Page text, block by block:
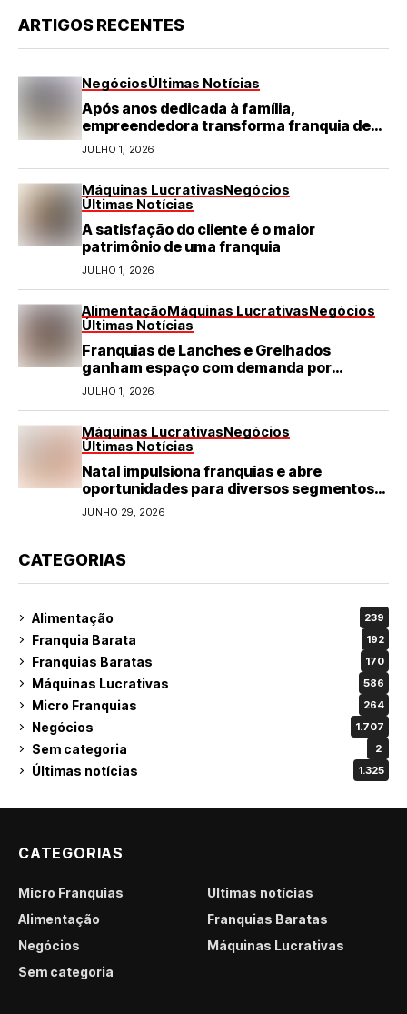
ARTIGOS RECENTES
NegóciosÚltimas Notícias
Após anos dedicada à família,
empreendedora transforma franquia de
turismo em negócio de destaque no RN
JULHO 1, 2026
Máquinas LucrativasNegócios
Últimas Notícias
A satisfação do cliente é o maior
patrimônio de uma franquia
JULHO 1, 2026
AlimentaçãoMáquinas LucrativasNegócios
Últimas Notícias
Franquias de Lanches e Grelhados
ganham espaço com demanda por
refeições rápidas e de qualidade
JULHO 1, 2026
Máquinas LucrativasNegócios
Últimas Notícias
Natal impulsiona franquias e abre
oportunidades para diversos segmentos
do varejo
JUNHO 29, 2026
CATEGORIAS
Alimentação 239
Franquia Barata 192
Franquias Baratas 170
Máquinas Lucrativas 586
Micro Franquias 264
Negócios 1.707
Sem categoria 2
Últimas notícias 1.325
CATEGORIAS
Micro Franquias
Últimas notícias
Alimentação
Franquias Baratas
Negócios
Máquinas Lucrativas
Sem categoria